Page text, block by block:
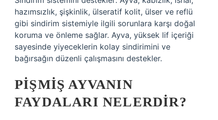
hazımsızlık, şişkinlik, ülseratif kolit, ülser ve reflü
gibi sindirim sistemiyle ilgili sorunlara karşı doğal
koruma ve önleme sağlar. Ayva, yüksek lif içeriği
sayesinde yiyeceklerin kolay sindirimini ve
bağırsağın düzenli çalışmasını destekler.
PIŞMIŞ AYVANIN
FAYDALARI NELERDIR?